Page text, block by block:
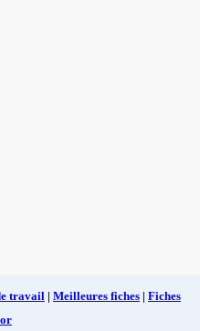
travail | Meilleures fiches | Fiches